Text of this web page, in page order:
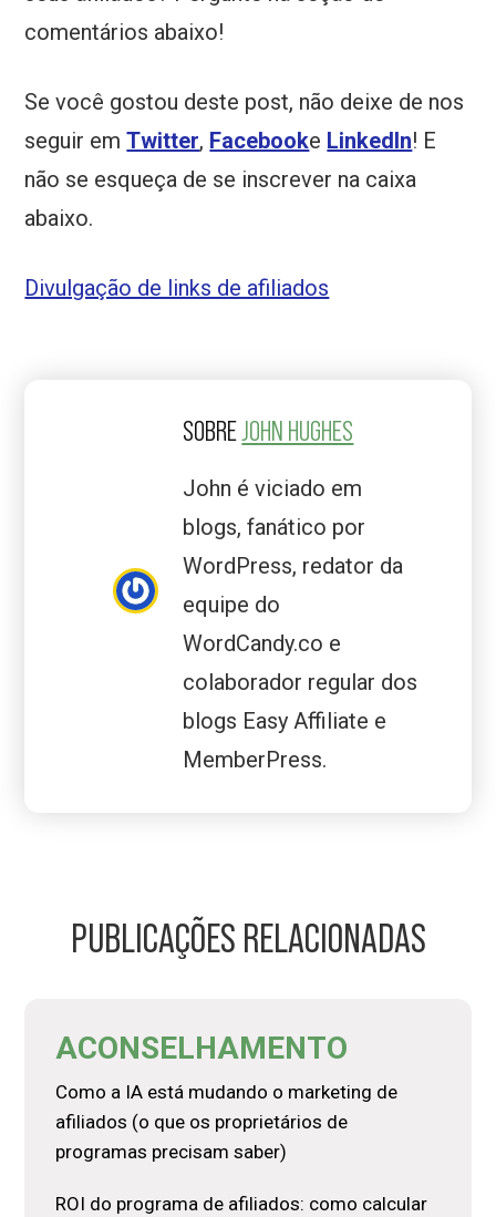
comentários abaixo!
Se você gostou deste post, não deixe de nos
seguir emTwitter, Facebooke LinkedIn! E
não se esqueça de se inscrever na caixa
abaixo.
Divulgação de links de afiliados
SOBREJOHN HUGHES
John é viciado em
blogs, fanático por
WordPress, redator da
equipe do
WordCandy.co e
colaborador regular dos
blogs Easy Affiliate e
MemberPress.
PUBLICAÇÕES RELACIONADAS
ACONSELHAMENTO
Como a IA está mudando o marketing de
afiliados (o que os proprietários de
programas precisam saber)
ROI do programa de afiliados: como calcular